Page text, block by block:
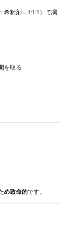
希釈剤＝4:1:1）で調
を取る
め致命的です。